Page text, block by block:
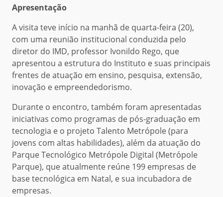
Apresentação
A visita teve início na manhã de quarta-feira (20),
com uma reunião institucional conduzida pelo
diretor do IMD, professor Ivonildo Rego, que
apresentou a estrutura do Instituto e suas principais
frentes de atuação em ensino, pesquisa, extensão,
inovação e empreendedorismo.
Durante o encontro, também foram apresentadas
iniciativas como programas de pós-graduação em
tecnologia e o projeto Talento Metrópole (para
jovens com altas habilidades), além da atuação do
Parque Tecnológico Metrópole Digital (Metrópole
Parque), que atualmente reúne 199 empresas de
base tecnológica em Natal, e sua incubadora de
empresas.